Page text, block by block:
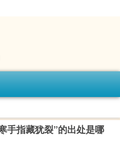
手指藏犹裂”的出处是哪